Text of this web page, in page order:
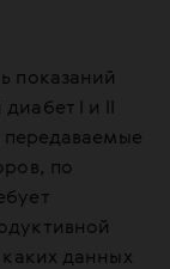
показаний
I и II
передаваемые
по
данных